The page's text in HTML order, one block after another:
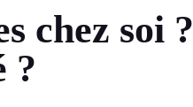
chez soi ?
?